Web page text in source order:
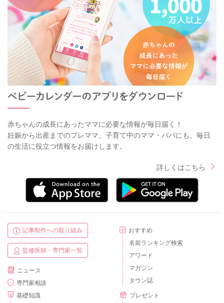
赤ちゃんの成長にあったママに必要な情報が毎日届く！
妊娠から出産までのプレママ、子育て中のママ・パパにも、毎日
の生活に役立つ情報をお届けします。
詳しくはこちら
記事制作への取り組み
監修医師・専門家一覧
ニュース
専門家相談
基礎知識
おすすめ
名前ランキング検索
アワード
マガジン
タウン誌
プレゼント